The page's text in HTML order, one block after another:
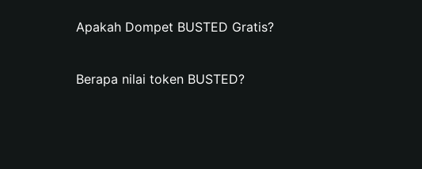
Apakah Dompet BUSTED Gratis?
Berapa nilai token BUSTED?